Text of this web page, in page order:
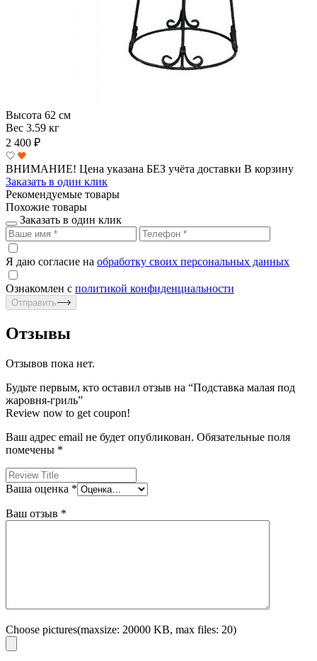
Высота 62 см
Вес 3.59 кг
2 400 ₽
ВНИМАНИЕ! Цена указана БЕЗ учёта доставки В корзину
Заказать в один клик
Рекомендуемые товары
Похожие товары
Заказать в один клик
Я даю согласие на обработку своих персональных данных
Ознакомлен с политикой конфиденциальности
Отправить
Отзывы
Отзывов пока нет.
Будьте первым, кто оставил отзыв на “Подставка малая под
жаровня-гриль”
Review now to get coupon!
Ваш адрес email не будет опубликован. Обязательные поля
помечены *
Ваша оценка *
Ваш отзыв *
Choose pictures(maxsize: 20000 KB, max files: 20)